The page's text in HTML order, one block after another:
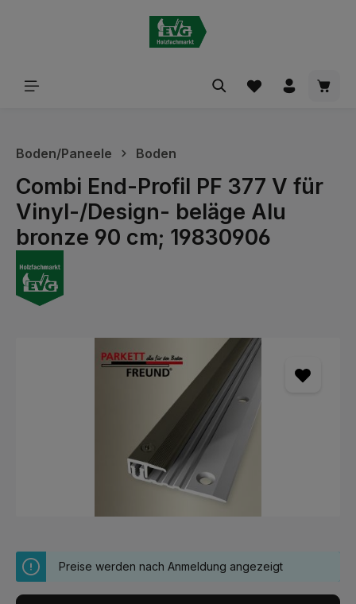
Boden/Paneele Boden
Combi End-Profil PF 377 V für
Vinyl-/Design- beläge Alu
bronze 90 cm; 19830906
Preise werden nach Anmeldung angezeigt